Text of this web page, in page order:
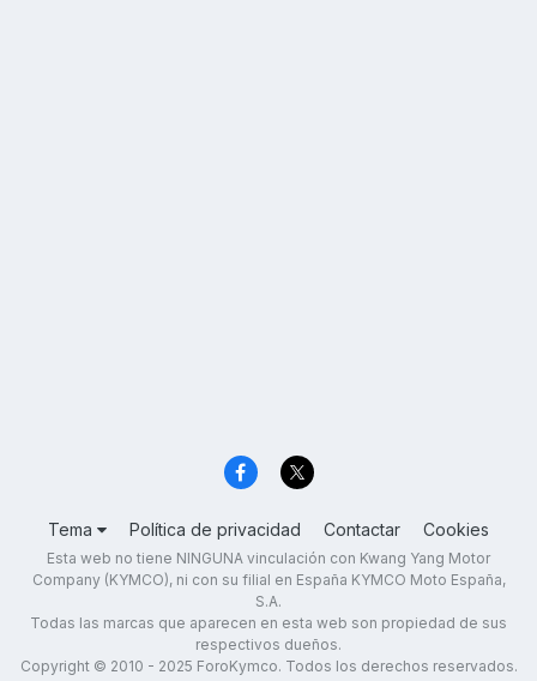
Tema Política de privacidad Contactar Cookies
Esta web no tiene NINGUNA vinculación con Kwang Yang Motor
Company (KYMCO), ni con su filial en España KYMCO Moto España,
S.A.
Todas las marcas que aparecen en esta web son propiedad de sus
respectivos dueños.
Copyright © 2010 - 2025 ForoKymco. Todos los derechos reservados.